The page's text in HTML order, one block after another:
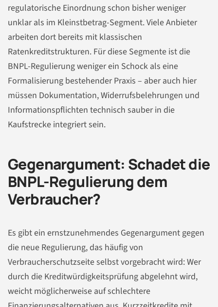
regulatorische Einordnung schon bisher weniger
unklar als im Kleinstbetrag-Segment. Viele Anbieter
arbeiten dort bereits mit klassischen
Ratenkreditstrukturen. Für diese Segmente ist die
BNPL-Regulierung weniger ein Schock als eine
Formalisierung bestehender Praxis – aber auch hier
müssen Dokumentation, Widerrufsbelehrungen und
Informationspflichten technisch sauber in die
Kaufstrecke integriert sein.
Gegenargument: Schadet die
BNPL-Regulierung dem
Verbraucher?
Es gibt ein ernstzunehmendes Gegenargument gegen
die neue Regulierung, das häufig von
Verbraucherschutzseite selbst vorgebracht wird: Wer
durch die Kreditwürdigkeitsprüfung abgelehnt wird,
weicht möglicherweise auf schlechtere